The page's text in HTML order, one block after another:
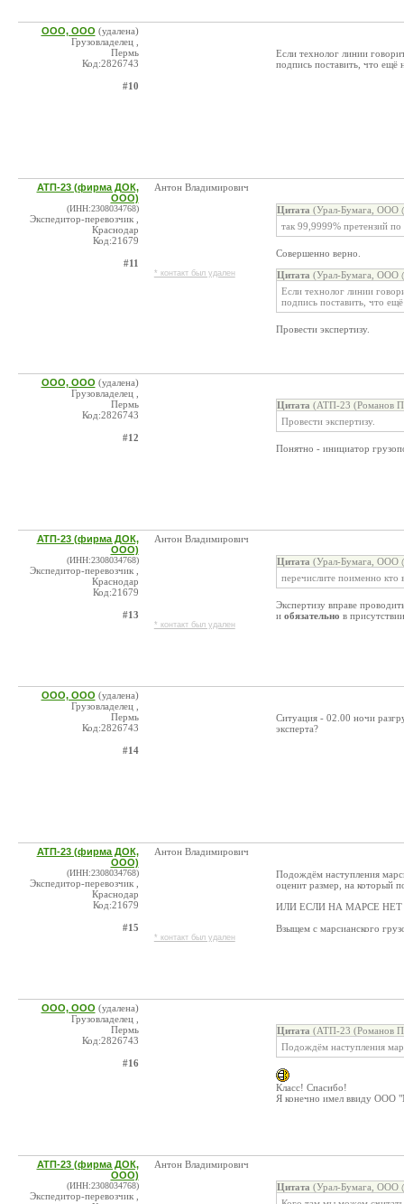
ООО, ООО (удалена)
Грузовладелец ,
Пермь
Код:2826743
#10
Если технолог линии
подпись поставить, что ещё
АТП-23 (фирма ДОК,
ООО)
(ИНН:2308034768)
Экспедитор-перевозчик ,
Краснодар
Код:21679
#11
Антон Владимирович
* контакт был удален
Цитата (Урал-Бумага, ООО
так 99,9999% претензий
Совершенно верно.
Цитата (Урал-Бумага, ООО
Если технолог линии
подпись поставить, что
Провести экспертизу.
ООО, ООО (удалена)
Грузовладелец ,
Пермь
Код:2826743
#12
Цитата (АТП-23 (Романов
Провести экспертизу.
Понятно - инициатор
АТП-23 (фирма ДОК,
ООО)
(ИНН:2308034768)
Экспедитор-перевозчик ,
Краснодар
Код:21679
#13
Антон Владимирович
* контакт был удален
Цитата (Урал-Бумага, ООО
перечислите поименно кто
Экспертизу вправе
и обязательно в
ООО, ООО (удалена)
Грузовладелец ,
Пермь
Код:2826743
#14
Ситуация - 02.00 ночи
эксперта?
АТП-23 (фирма ДОК,
ООО)
(ИНН:2308034768)
Экспедитор-перевозчик ,
Краснодар
Код:21679
#15
Антон Владимирович
* контакт был удален
Подождём наступления
оценит размер, на который
ИЛИ ЕСЛИ НА МАРСЕ НЕТ
Взыщем с марсианского
ООО, ООО (удалена)
Грузовладелец ,
Пермь
Код:2826743
#16
Цитата (АТП-23 (Романов
Подождём наступления
Класс! Спасибо!
Я конечно имел ввиду ООО
АТП-23 (фирма ДОК,
ООО)
(ИНН:2308034768)
Экспедитор-перевозчик ,
Антон Владимирович
Цитата (Урал-Бумага, ООО